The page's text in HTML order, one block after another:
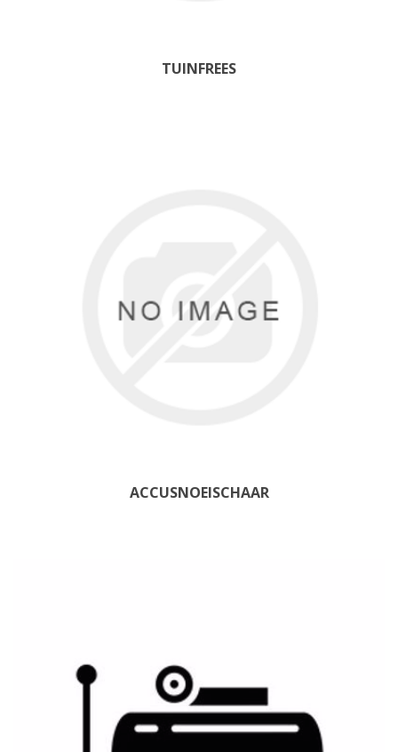
TUINFREES
ACCUSNOEISCHAAR